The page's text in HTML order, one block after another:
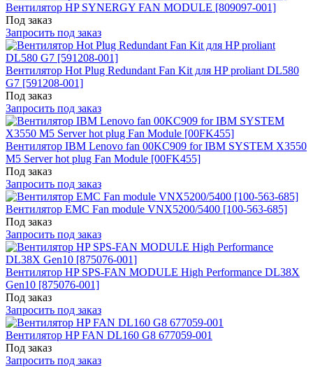
Вентилятор HP SYNERGY FAN MODULE [809097-001]
Под заказ
Запросить под заказ
Вентилятор Hot Plug Redundant Fan Kit для HP proliant DL580
G7 [591208-001]
Под заказ
Запросить под заказ
Вентилятор IBM Lenovo fan 00KC909 for IBM SYSTEM X3550
M5 Server hot plug Fan Module [00FK455]
Под заказ
Запросить под заказ
Вентилятор EMC Fan module VNX5200/5400 [100-563-685]
Под заказ
Запросить под заказ
Вентилятор HP SPS-FAN MODULE High Performance DL38X
Gen10 [875076-001]
Под заказ
Запросить под заказ
Вентилятор HP FAN DL160 G8 677059-001
Под заказ
Запросить под заказ